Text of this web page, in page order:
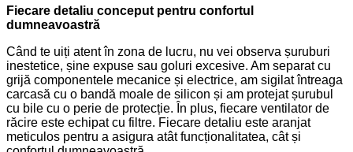
Fiecare detaliu conceput pentru confortul
dumneavoastră
Când te uiți atent în zona de lucru, nu vei observa șuruburi
inestetice, șine expuse sau goluri excesive. Am separat cu
grijă componentele mecanice și electrice, am sigilat întreaga
carcasă cu o bandă moale de silicon și am protejat șurubul
cu bile cu o perie de protecție. În plus, fiecare ventilator de
răcire este echipat cu filtre. Fiecare detaliu este aranjat
meticulos pentru a asigura atât funcționalitatea, cât și